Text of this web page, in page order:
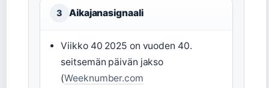
3 Aikajanasignaali
Viikko 40 2025 on vuoden 40.
seitsemän päivän jakso
(Weeknumber.com